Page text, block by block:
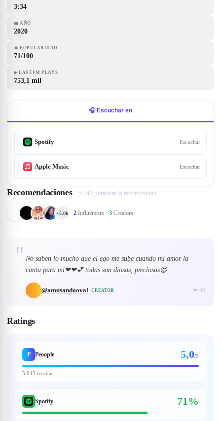
3:34
📅 AÑO
2020
🔥 POPULARIDAD
71/100
▶ LAST.FM PLAYS
753,1 mil
🎧 Escuchar en
Spotify Escuchar
Apple Music Escuchar
Recomendaciones 5.042 personas la recomiendan
+5.0k · 2 Influencers · 3 Creators
" No saben lo mucho que el ego me sube cuando mi amor la
canta para mi❤❤💕 todas son diosas, preciosas😍
@amusandooval CREATOR ❤ 40
Ratings
P Peoople 5,0/5
5.042 reseñas
Spotify 71%